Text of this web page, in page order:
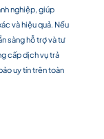
nghiệp, giúp
và hiệu quả. Nếu
sàng hỗ trợ và tư
cấp dịch vụ trả
uy tín trên toàn